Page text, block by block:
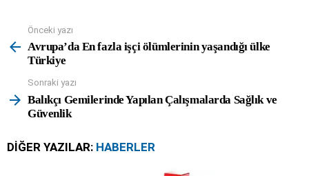
more
Önceki yazı
Avrupa’da En fazla işçi ölümlerinin yaşandığı ülke
Türkiye
Sonraki yazı
Balıkçı Gemilerinde Yapılan Çalışmalarda Sağlık ve
Güvenlik
DIĞER YAZILAR: HABERLER